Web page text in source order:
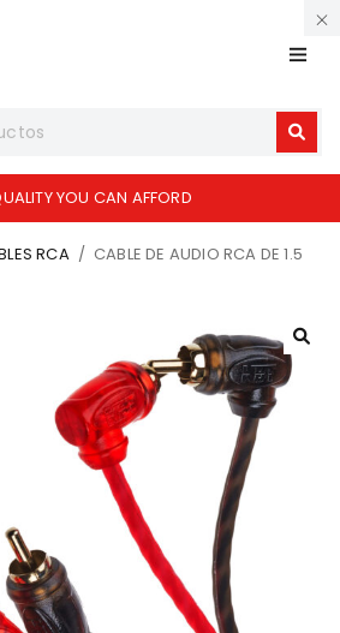
YOU CAN AFFORD
RCA / CABLE DE AUDIO RCA DE 1.5